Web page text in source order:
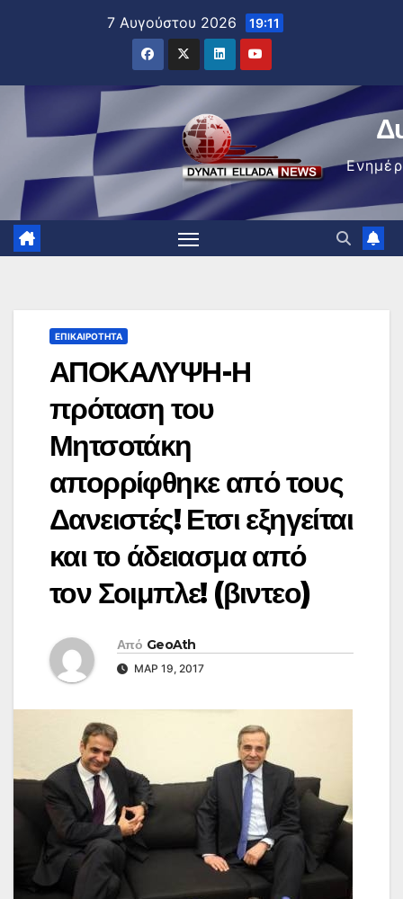
7 Αυγούστου 2026 19:11
ΕΠΙΚΑΙΡΌΤΗΤΑ
ΑΠΟΚΑΛΥΨΗ-Η
πρόταση του
Μητσοτάκη
απορρίφθηκε από τους
Δανειστές! Ετσι εξηγείται
και το άδειασμα από
τον Σοιμπλε! (βιντεο)
Από GeoAth
ΜΑΡ 19, 2017